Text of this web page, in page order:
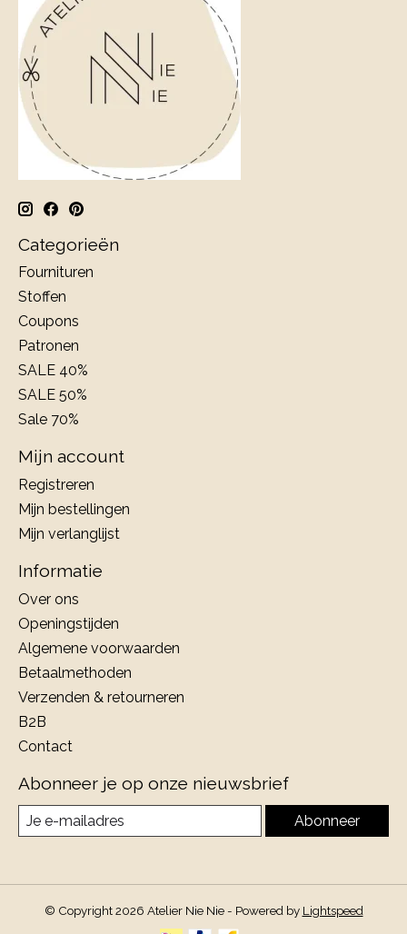
Categorieën
Fournituren
Stoffen
Coupons
Patronen
SALE 40%
SALE 50%
Sale 70%
Mijn account
Registreren
Mijn bestellingen
Mijn verlanglijst
Informatie
Over ons
Openingstijden
Algemene voorwaarden
Betaalmethoden
Verzenden & retourneren
B2B
Contact
Abonneer je op onze nieuwsbrief
Abonneer
© Copyright 2026 Atelier Nie Nie - Powered by Lightspeed